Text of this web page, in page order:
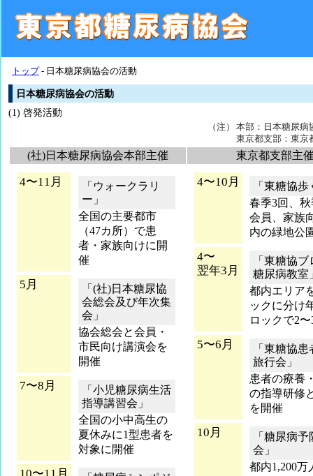
トップ- 日本糖尿病協会の活動
日本糖尿病協会の活動
(1) 啓発活動
（注）
本部：日本糖尿病
東京都支部：東京
(社)日本糖尿病協会本部主催 東京都支部主
4〜11月
「ウォークラリ
ー」
全国の主要都市
（47カ所）で患
者・家族向けに開
催
5月
「(社)日本糖尿協
会総会及び年次集
会」
協会総会と会員・
市民向け講演会を
開催
7〜8月
「小児糖尿病生活
指導講習会」
全国の小中高生の
夏休みに1型患者を
対象に開催
4〜10月
「東糖協
春季3回、
会員、家族
内の緑地公
4〜
翌年3月
「東糖協
糖尿病教室
都内エリア
ックに分け
ロックで2
5〜6月
「東糖協
旅行会」
患者の療養
の指導研修
を開催
10月
「糖尿病
会」
都内1,200万